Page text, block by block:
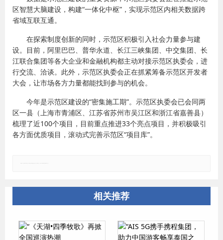
区智慧大脑建设，构建“一体化中枢”，实现示范区内相关数据跨
省域互联互通。
在探索制度创新的同时，示范区积极引入社会力量参与建
设。目前，阿里巴巴、普华永道、长江三峡集团、中交集团、长
江联合集团等各大企业和金融机构都主动对接示范区执委会，进
行交流、洽谈。此外，示范区执委会正在抓紧筹备示范区开发者
大会，让市场各方力量都能找到参与的机会。
今年是示范区建设的“密集施工期”。示范区执委会已会同两
区一县（上海市青浦区、江苏省苏州市吴江区和浙江省嘉善县）
梳理了近100个项目，目前重点推进33个亮点项目，并积极吸引
各方面优质项目，滚动式完善示范区“项目库”。
相关推荐